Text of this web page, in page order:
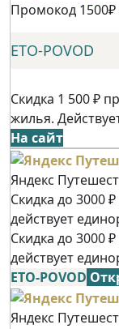
Промокод 1500₽
ETO-POVOD
Скидка 1 500 ₽
жилья.
На сайт
Яндекс
Скидка до 3000
действует
Скидка до 3000
действует
ETO-POVOD
Яндекс